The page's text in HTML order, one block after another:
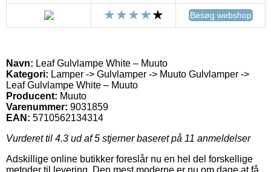
Besøg webshop
Navn: Leaf Gulvlampe White – Muuto
Kategori: Lamper -> Gulvlamper -> Muuto Gulvlamper ->
Leaf Gulvlampe White – Muuto
Producent: Muuto
Varenummer: 9031859
EAN: 5710562134314
Vurderet til 4.3 ud af 5 stjerner baseret på 11 anmeldelser
Adskillige online butikker foreslår nu en hel del forskellige
metoder til levering. Den mest moderne er nu om dage at få